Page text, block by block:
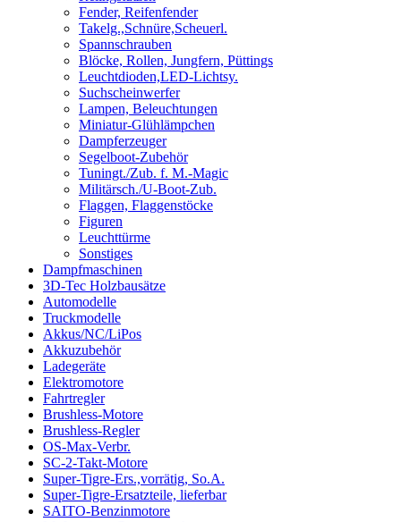
Fender, Reifenfender
Takelg.,Schnüre,Scheuerl.
Spannschrauben
Blöcke, Rollen, Jungfern, Püttings
Leuchtdioden,LED-Lichtsy.
Suchscheinwerfer
Lampen, Beleuchtungen
Miniatur-Glühlämpchen
Dampferzeuger
Segelboot-Zubehör
Tuningt./Zub. f. M.-Magic
Militärsch./U-Boot-Zub.
Flaggen, Flaggenstöcke
Figuren
Leuchttürme
Sonstiges
Dampfmaschinen
3D-Tec Holzbausätze
Automodelle
Truckmodelle
Akkus/NC/LiPos
Akkuzubehör
Ladegeräte
Elektromotore
Fahrtregler
Brushless-Motore
Brushless-Regler
OS-Max-Verbr.
SC-2-Takt-Motore
Super-Tigre-Ers.,vorrätig, So.A.
Super-Tigre-Ersatzteile, lieferbar
SAITO-Benzinmotore